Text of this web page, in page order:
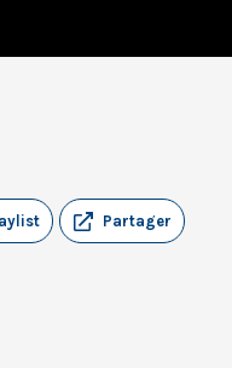
Partager